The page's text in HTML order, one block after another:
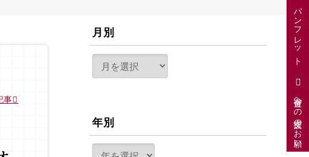
パンフレット
寄付金への支援のお願い
事
月別
年別